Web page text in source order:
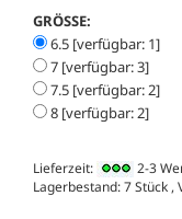
GRÖSSE:
6.5 [verfügbar: 1]
7 [verfügbar: 3]
7.5 [verfügbar: 2]
8 [verfügbar: 2]
Lieferzeit: 2-3
Lagerbestand: 7 Stück ,